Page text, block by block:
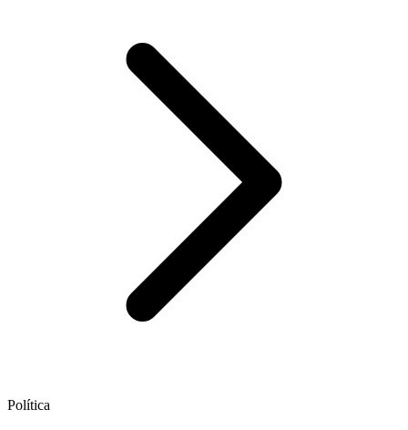
Política